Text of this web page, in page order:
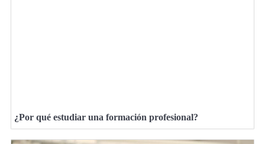
¿Por qué estudiar una formación profesional?